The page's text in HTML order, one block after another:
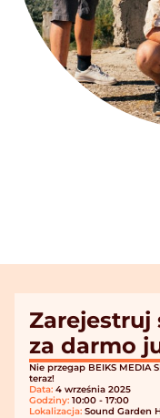
Zarejestruj
za darmo
Nie przegap BEIKS MEDIA
teraz!
Data: 4 września 2025
Godziny: 10:00 - 17:00
Lokalizacja: Sound Garden